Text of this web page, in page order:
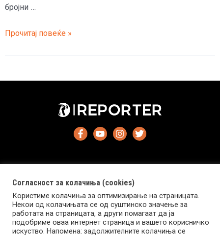
бројни …
(ФОТО)
ова
овој
Прочитај повеќе »
Copyright © 2026 Reporter.mk | Member of Clip Media Group
Услови за користење
Согласност за колачиња (cookies)
Користиме колачиња за оптимизирање на страницата.
Некои од колачињата се од суштинско значење за
работата на страницата, а други помагаат да ја
подобриме оваа интернет страница и вашето корисничко
искуство. Напомена: задолжителните колачиња се